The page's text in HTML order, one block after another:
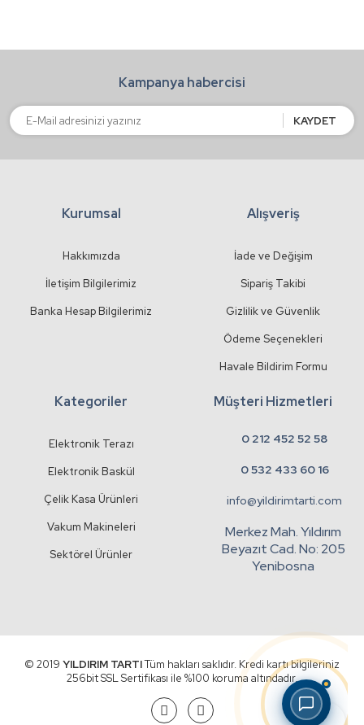
Ürün fiyatı diğer sitelerden daha pahalı.
Bu ürüne benzer farklı alternatifler olmalı.
Kampanya habercisi
KAYDET
Kurumsal
Hakkımızda
İletişim Bilgilerimiz
Banka Hesap Bilgilerimiz
Alışveriş
İade ve Değişim
Sipariş Takibi
Gizlilik ve Güvenlik
Ödeme Seçenekleri
Havale Bildirim Formu
Kategoriler
Elektronik Terazı
Elektronik Baskül
Çelik Kasa Ürünleri
Vakum Makineleri
Sektörel Ürünler
Müşteri Hizmetleri
0 212 452 52 58
0 532 433 60 16
info@yildirimtarti.com
Merkez Mah. Yıldırım
Beyazıt Cad. No: 205
Yenibosna
© 2019 YILDIRIM TARTITüm hakları saklıdır. Kredi kartı bilgileriniz
256bit SSL Sertifikası ile %100 koruma altındadır.